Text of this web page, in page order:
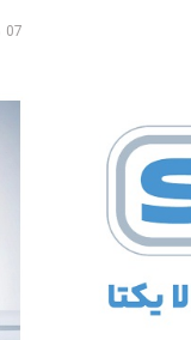
07 مرداد 1405